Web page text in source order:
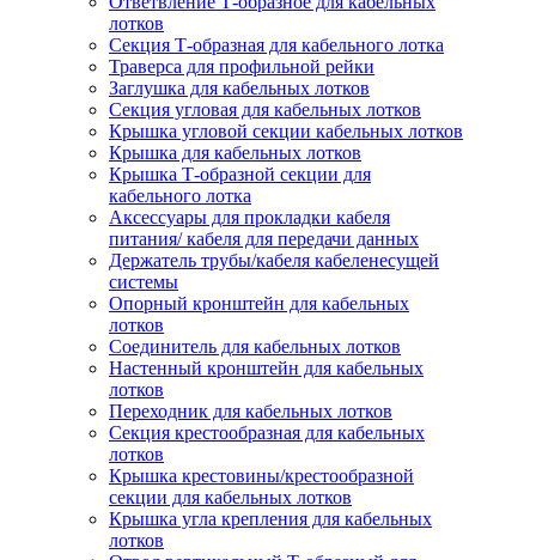
лотков
Секция Т-образная для кабельного лотка
Траверса для профильной рейки
Заглушка для кабельных лотков
Секция угловая для кабельных лотков
Крышка угловой секции кабельных лотков
Крышка для кабельных лотков
Крышка Т-образной секции для
кабельного лотка
Аксессуары для прокладки кабеля
питания/ кабеля для передачи данных
Держатель трубы/кабеля кабеленесущей
системы
Опорный кронштейн для кабельных
лотков
Соединитель для кабельных лотков
Настенный кронштейн для кабельных
лотков
Переходник для кабельных лотков
Секция крестообразная для кабельных
лотков
Крышка крестовины/крестообразной
секции для кабельных лотков
Крышка угла крепления для кабельных
лотков